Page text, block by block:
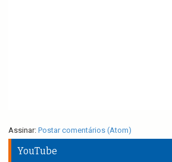
Assinar: Postar comentários (Atom)
YouTube